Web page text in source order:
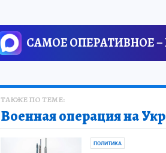
САМОЕ ОПЕРАТИВНОЕ
ТАКЖЕ ПО ТЕМЕ:
Военная операция на
ПОЛИТИКА